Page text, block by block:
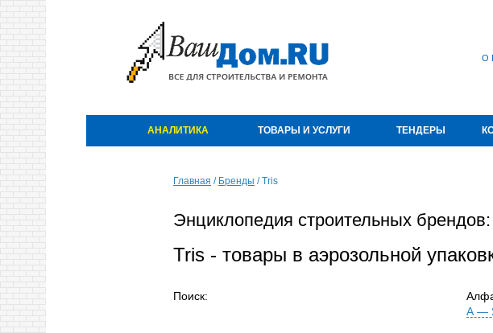
О
АНАЛИТИКА ТОВАРЫ И УСЛУГИ ТЕНДЕРЫ
Главная / Бренды /Tris
Энциклопедия строительных брендов:
Tris - товары в аэрозольной
А —
Поиск: